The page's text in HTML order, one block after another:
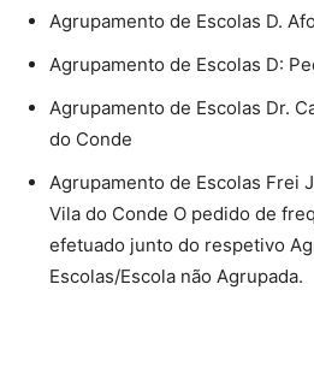
Agrupamento de Escolas D.
Agrupamento de Escolas D:
Agrupamento de Escolas Dr.
do Conde
Agrupamento de Escolas Frei
Vila do Conde O pedido de
efetuado junto do respetivo
Escolas/Escola não Agrupada.